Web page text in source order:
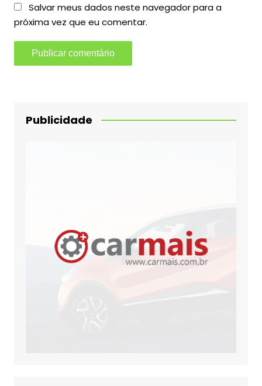
Salvar meus dados neste navegador para a
próxima vez que eu comentar.
Publicidade